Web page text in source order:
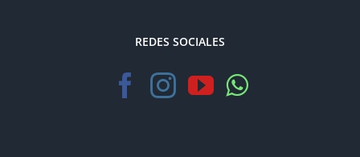
REDES SOCIALES